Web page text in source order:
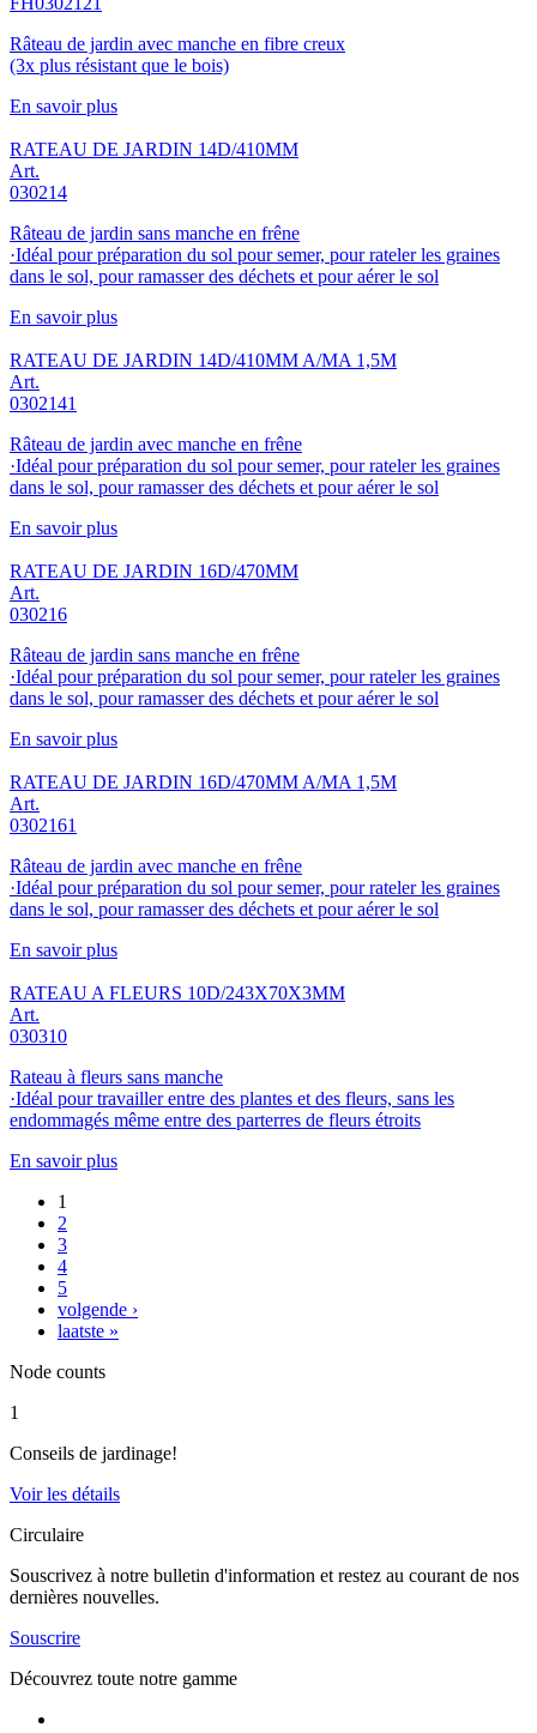
Râteau de jardin avec manche en fibre creux
(3x plus résistant que le bois)
En savoir plus
RATEAU DE JARDIN 14D/410MM
Art.
030214
Râteau de jardin sans manche en frêne
·Idéal pour préparation du sol pour semer, pour rateler les graines
dans le sol, pour ramasser des déchets et pour aérer le sol
En savoir plus
RATEAU DE JARDIN 14D/410MM A/MA 1,5M
Art.
0302141
Râteau de jardin avec manche en frêne
·Idéal pour préparation du sol pour semer, pour rateler les graines
dans le sol, pour ramasser des déchets et pour aérer le sol
En savoir plus
RATEAU DE JARDIN 16D/470MM
Art.
030216
Râteau de jardin sans manche en frêne
·Idéal pour préparation du sol pour semer, pour rateler les graines
dans le sol, pour ramasser des déchets et pour aérer le sol
En savoir plus
RATEAU DE JARDIN 16D/470MM A/MA 1,5M
Art.
0302161
Râteau de jardin avec manche en frêne
·Idéal pour préparation du sol pour semer, pour rateler les graines
dans le sol, pour ramasser des déchets et pour aérer le sol
En savoir plus
RATEAU A FLEURS 10D/243X70X3MM
Art.
030310
Rateau à fleurs sans manche
·Idéal pour travailler entre des plantes et des fleurs, sans les
endommagés même entre des parterres de fleurs étroits
En savoir plus
Pages
1
2
3
4
5
volgende ›
laatste »
Node counts
1
Conseils de jardinage!
Voir les détails
Circulaire
Souscrivez à notre bulletin d'information et restez au courant de nos
dernières nouvelles.
Souscrire
Découvrez toute notre gamme